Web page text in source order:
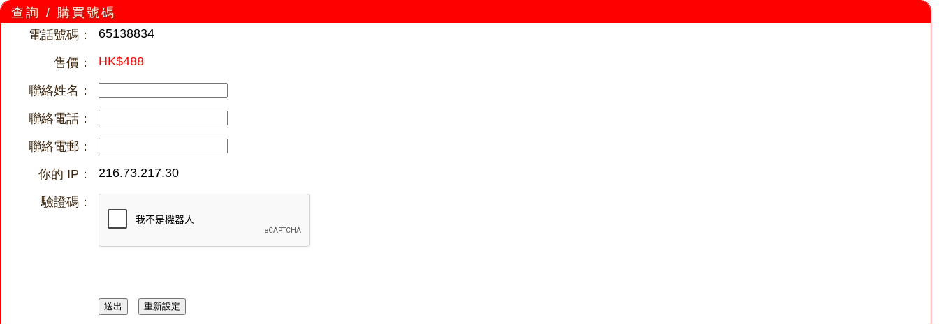
查詢 / 購買號碼
電話號碼：
65138834
售價： HK$488
聯絡姓名：
聯絡電話：
聯絡電郵：
你的 IP：
216.73.217.30
驗證碼：